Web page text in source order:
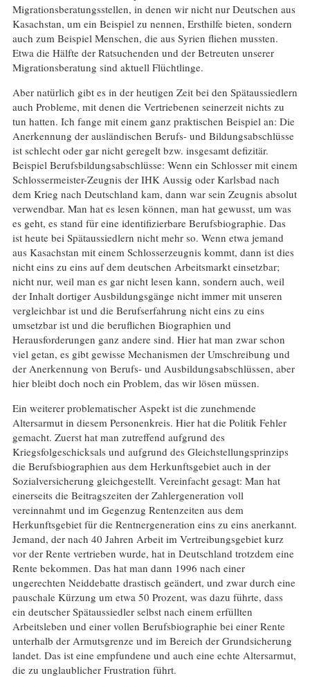
Migrationsberatungsstellen, in denen wir nicht nur Deutschen aus
Kasachstan, um ein Beispiel zu nennen, Ersthilfe bieten, sondern
auch zum Beispiel Menschen, die aus Syrien fliehen mussten.
Etwa die Hälfte der Ratsuchenden und der Betreuten unserer
Migrationsberatung sind aktuell Flüchtlinge.
Aber natürlich gibt es in der heutigen Zeit bei den Spätaussiedlern
auch Probleme, mit denen die Vertriebenen seinerzeit nichts zu
tun hatten. Ich fange mit einem ganz praktischen Beispiel an: Die
Anerkennung der ausländischen Berufs- und Bildungsabschlüsse
ist schlecht oder gar nicht geregelt bzw. insgesamt defizitär.
Beispiel Berufsbildungsabschlüsse: Wenn ein Schlosser mit einem
Schlossermeister-Zeugnis der IHK Aussig oder Karlsbad nach
dem Krieg nach Deutschland kam, dann war sein Zeugnis absolut
verwendbar. Man hat es lesen können, man hat gewusst, um was
es geht, es stand für eine identifizierbare Berufsbiographie. Das
ist heute bei Spätaussiedlern nicht mehr so. Wenn etwa jemand
aus Kasachstan mit einem Schlosserzeugnis kommt, dann ist dies
nicht eins zu eins auf dem deutschen Arbeitsmarkt einsetzbar;
nicht nur, weil man es gar nicht lesen kann, sondern auch, weil
der Inhalt dortiger Ausbildungsgänge nicht immer mit unseren
vergleichbar ist und die Berufserfahrung nicht eins zu eins
umsetzbar ist und die beruflichen Biographien und
Herausforderungen ganz andere sind. Hier hat man zwar schon
viel getan, es gibt gewisse Mechanismen der Umschreibung und
der Anerkennung von Berufs- und Ausbildungsabschlüssen, aber
hier bleibt doch noch ein Problem, das wir lösen müssen.
Ein weiterer problematischer Aspekt ist die zunehmende
Altersarmut in diesem Personenkreis. Hier hat die Politik Fehler
gemacht. Zuerst hat man zutreffend aufgrund des
Kriegsfolgeschicksals und aufgrund des Gleichstellungsprinzips
die Berufsbiographien aus dem Herkunftsgebiet auch in der
Sozialversicherung gleichgestellt. Vereinfacht gesagt: Man hat
einerseits die Beitragszeiten der Zahlergeneration voll
vereinnahmt und im Gegenzug Rentenzeiten aus dem
Herkunftsgebiet für die Rentnergeneration eins zu eins anerkannt.
Jemand, der nach 40 Jahren Arbeit im Vertreibungsgebiet kurz
vor der Rente vertrieben wurde, hat in Deutschland trotzdem eine
Rente bekommen. Das hat man dann 1996 nach einer
ungerechten Neiddebatte drastisch geändert, und zwar durch eine
pauschale Kürzung um etwa 50 Prozent, was dazu führte, dass
ein deutscher Spätaussiedler selbst nach einem erfüllten
Arbeitsleben und einer vollen Berufsbiographie bei einer Rente
unterhalb der Armutsgrenze und im Bereich der Grundsicherung
landet. Das ist eine empfundene und auch eine echte Altersarmut,
die zu unglaublicher Frustration führt.